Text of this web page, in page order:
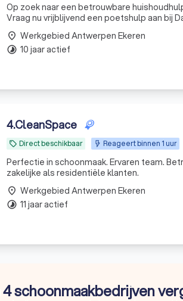
Op zoek naar een betrouwbare
Vraag nu vrijblijvend een poetshulp aan bij
place Werkgebied Antwerpen Ekeren
timelapse 10 jaar actief
4.CleanSpace
local_offer Direct beschikbaar Reageert binnen 1 uur
Perfectie in schoonmaak. Ervaren team.
zakelijke als residentiële klanten.
place Werkgebied Antwerpen Ekeren
timelapse 11 jaar actief
4 schoonmaakbedrijven